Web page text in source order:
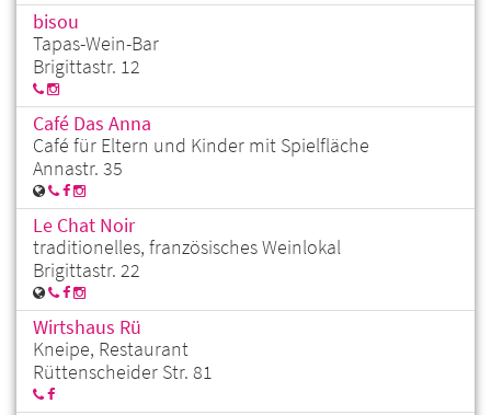
bisou
Tapas-Wein-Bar
Brigittastr. 12
Café Das Anna
Café für Eltern und Kinder mit Spielfläche
Annastr. 35
Le Chat Noir
traditionelles, französisches Weinlokal
Brigittastr. 22
Wirtshaus Rü
Kneipe, Restaurant
Rüttenscheider Str. 81